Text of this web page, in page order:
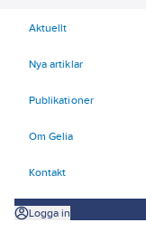
Aktuellt
Nya artiklar
Publikationer
Om Gelia
Kontakt
Logga in